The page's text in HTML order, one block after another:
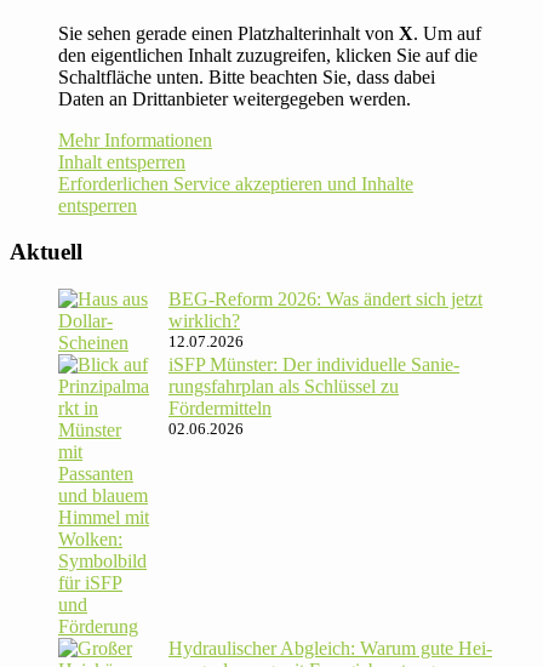
Sie sehen gerade einen Platzhalterinhalt von X. Um auf
den eigentlichen Inhalt zuzugreifen, klicken Sie auf die
Schaltfläche unten. Bitte beachten Sie, dass dabei
Daten an Drittanbieter weitergegeben werden.
Mehr Informationen
Inhalt entsperren
Erforderlichen Service akzeptieren und Inhalte
entsperren
Aktuell
BEG-Reform 2026: Was ändert sich jetzt
wirklich?
12.07.2026
iSFP Münster: Der indi­vi­du­elle Sanie­
rungs­fahr­plan als Schlüssel zu
Fördermitteln
02.06.2026
Hydrau­li­scher Abgleich: Warum gute Hei­